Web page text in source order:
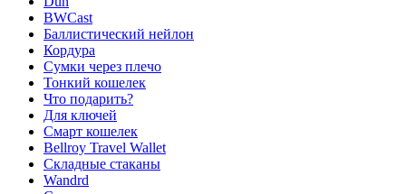
BWCast
Баллистический нейлон
Кордура
Сумки через плечо
Тонкий кошелек
Что подарить?
Для ключей
Смарт кошелек
Bellroy Travel Wallet
Складные стаканы
Wandrd